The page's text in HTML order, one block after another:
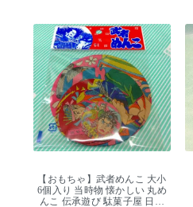
【おもちゃ】武者めんこ 大小
6個入り 当時物 懐かしい 丸め
んこ 伝承遊び 駄菓子屋 日本